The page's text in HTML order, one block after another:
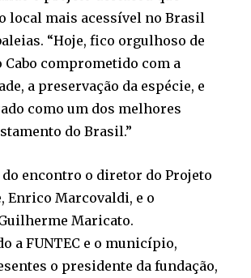
local mais acessível no Brasil
“Hoje, fico orgulhoso de
comprometido com a
a preservação da espécie, e
como um dos melhores
do Brasil.”
encontro o diretor do Projeto
Enrico Marcovaldi, e o
Maricato.
a FUNTEC e o município,
o presidente da fundação,